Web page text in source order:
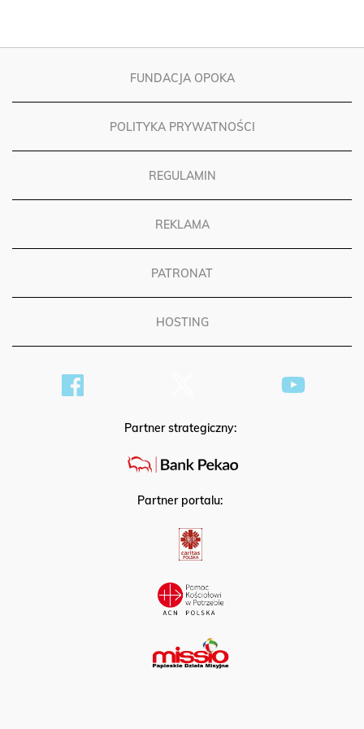
FUNDACJA OPOKA
POLITYKA PRYWATNOŚCI
REGULAMIN
REKLAMA
PATRONAT
HOSTING
Partner strategiczny:
Partner portalu: